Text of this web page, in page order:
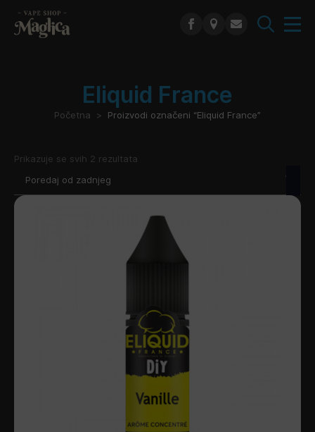
Eliquid France
Početna Proizvodi označeni “Eliquid France”
Prikazuje se svih 2 rezultata